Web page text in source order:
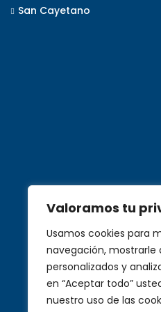
Valoramos tu
Usamos cookies para
navegación, mostrarle
personalizados y
en “Aceptar todo”
nuestro uso de las
San Cayetano